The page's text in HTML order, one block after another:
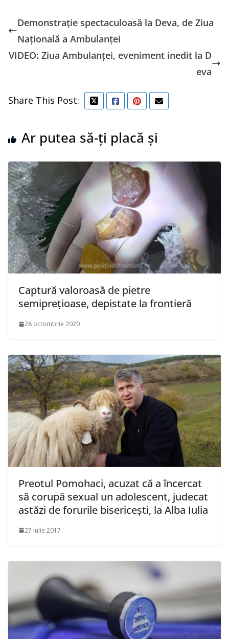
Demonstrație spectaculoasă la Deva, de Ziua
Naţională a Ambulanţei
VIDEO: Ziua Ambulanței, eveniment inedit la D
eva
Share This Post:
Ar putea să-ți placă și
Captură valoroasă de pietre
semipreţioase, depistate la frontieră
28 octombrie 2020
Preotul Pomohaci, acuzat că a încercat
să corupă sexual un adolescent, judecat
astăzi de forurile bisericești, la Alba Iulia
27 iulie 2017